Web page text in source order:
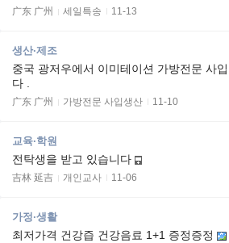
广东 广州 세일특송 11-13
생산·제조
중국 광저우에서 이미테이션 가방전문 사
다 .
广东 广州 가방전문 사입생산 11-10
교육·학원
전탁생을 받고 있습니다
吉林 延吉 개인교사 11-06
가정·생활
최저가격 건강즙 건강음료 1+1 증정증정